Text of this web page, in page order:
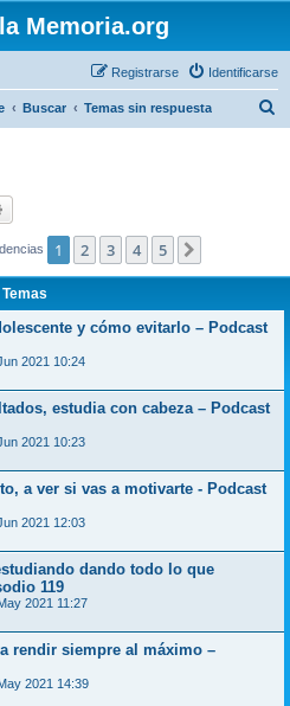
Memoria.org
Identificarse
Registrarse
Buscar Temas sin respuesta
1 2 3 4 5
Temas
y cómo evitarlo – Podcast
2021 10:24
estudia con cabeza – Podcast
2021 10:23
a ver si vas a motivarte - Podcast
2021 12:03
dando todo lo que
119
2021 11:27
rendir siempre al máximo –
2021 14:39